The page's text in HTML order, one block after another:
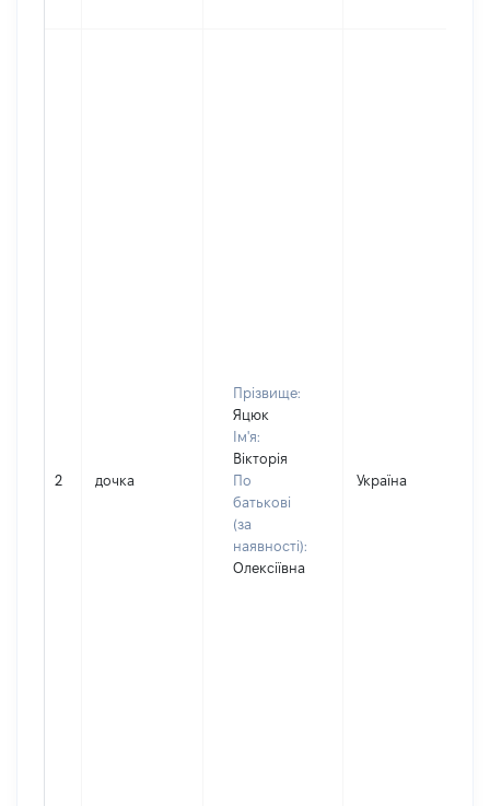
2 дочка
Прізвище:
Яцюк
Ім'я:
Вікторія
По
батькові
(за
наявності):
Олексіївна
Україна